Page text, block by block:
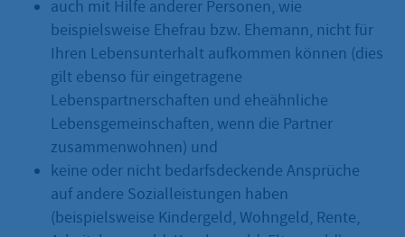
auch mit Hilfe anderer Personen, wie
beispielsweise Ehefrau bzw. Ehemann, nicht für
Ihren Lebensunterhalt aufkommen können (dies
gilt ebenso für eingetragene
Lebenspartnerschaften und eheähnliche
Lebensgemeinschaften, wenn die Partner
zusammenwohnen) und
keine oder nicht bedarfsdeckende Ansprüche
auf andere Sozialleistungen haben
(beispielsweise Kindergeld, Wohngeld, Rente,